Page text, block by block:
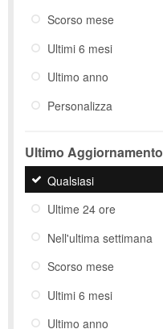
Scorso mese
Ultimi 6 mesi
Ultimo anno
Personalizza
Ultimo Aggiornamento
Qualsiasi
Ultime 24 ore
Nell'ultima settimana
Scorso mese
Ultimi 6 mesi
Ultimo anno